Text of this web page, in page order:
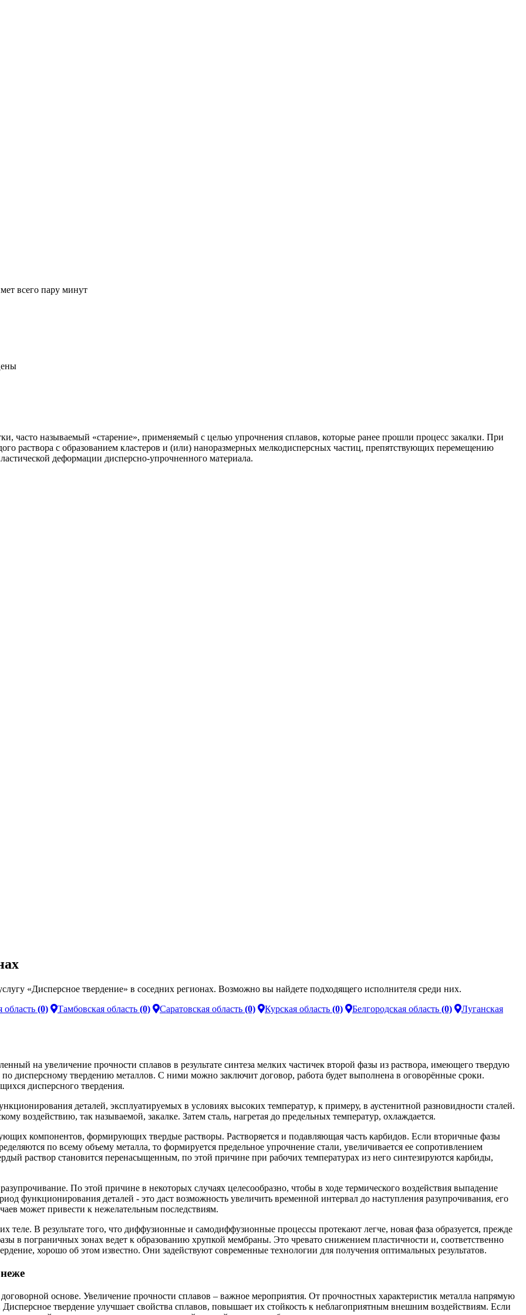
всего пару минут
часто называемый «старение», применяемый с целью упрочнения сплавов, которые ранее прошли процесс закалки. При
раствора с образованием кластеров и (или) наноразмерных мелкодисперсных частиц, препятствующих перемещению
деформации дисперсно-упрочненного материала.
«Дисперсное твердение» в соседних регионах. Возможно вы найдете подходящего исполнителя среди них.
область (0) Тамбовская область (0) Саратовская область (0) Курская область (0) Белгородская область (0)
Луганская
на увеличение прочности сплавов в результате синтеза мелких частичек второй фазы из раствора, имеющего твердую
дисперсному твердению металлов. С ними можно заключит договор, работа будет выполнена в оговорённые сроки.
дисперсного твердения.
деталей, эксплуатируемых в условиях высоких температур, к примеру, в аустенитной разновидности сталей.
воздействию, так называемой, закалке. Затем сталь, нагретая до предельных температур, охлаждается.
компонентов, формирующих твердые растворы. Растворяется и подавляющая часть карбидов. Если вторичные фазы
по всему объему металла, то формируется предельное упрочнение стали, увеличивается ее сопротивлением
раствор становится перенасыщенным, по этой причине при рабочих температурах из него синтезируются карбиды,
По этой причине в некоторых случаях целесообразно, чтобы в ходе термического воздействия выпадение
функционирования деталей - это даст возможность увеличить временной интервал до наступления разупрочивания, его
может привести к нежелательным последствиям.
теле. В результате того, что диффузионные и самодиффузионные процессы протекают легче, новая фаза образуется, прежде
в пограничных зонах ведет к образованию хрупкой мембраны. Это чревато снижением пластичности и, соответственно
хорошо об этом известно. Они задействуют современные технологии для получения оптимальных результатов.
основе. Увеличение прочности сплавов – важное мероприятия. От прочностных характеристик металла напрямую
твердение улучшает свойства сплавов, повышает их стойкость к неблагоприятным внешним воздействиям. Если